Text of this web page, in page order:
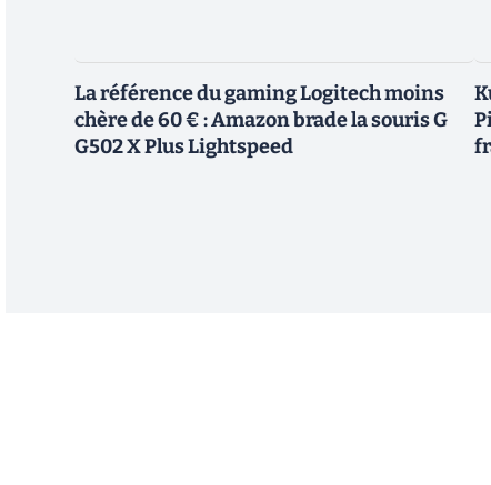
La référence du gaming Logitech moins
chère de 60 € : Amazon brade la souris G
G502 X Plus Lightspeed